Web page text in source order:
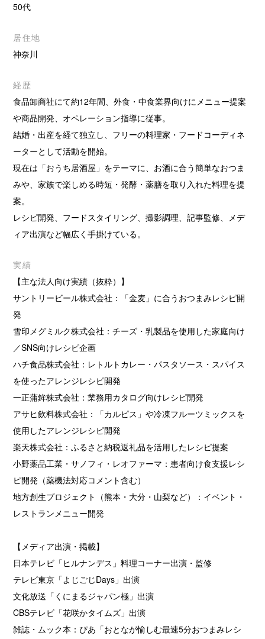
50代
居住地
神奈川
経歴
食品卸商社にて約12年間、外食・中食業界向けにメニュー提案
や商品開発、オペレーション指導に従事。
結婚・出産を経て独立し、フリーの料理家・フードコーディネ
ーターとして活動を開始。
現在は「おうち居酒屋」をテーマに、お酒に合う簡単なおつま
みや、家族で楽しめる時短・発酵・薬膳を取り入れた料理を提
案。
レシピ開発、フードスタイリング、撮影調理、記事監修、メデ
ィア出演など幅広く手掛けている。
実績
【主な法人向け実績（抜粋）】
サントリービール株式会社：「金麦」に合うおつまみレシピ開
発
雪印メグミルク株式会社：チーズ・乳製品を使用した家庭向け
／SNS向けレシピ企画
ハチ食品株式会社：レトルトカレー・パスタソース・スパイス
を使ったアレンジレシピ開発
一正蒲鉾株式会社：業務用カタログ向けレシピ開発
アサヒ飲料株式会社：「カルピス」や冷凍フルーツミックスを
使用したアレンジレシピ開発
楽天株式会社：ふるさと納税返礼品を活用したレシピ提案
小野薬品工業・サノフィ・レオファーマ：患者向け食支援レシ
ピ開発（薬機法対応コメント含む）
地方創生プロジェクト（熊本・大分・山梨など）：イベント・
レストランメニュー開発
【メディア出演・掲載】
日本テレビ「ヒルナンデス」料理コーナー出演・監修
テレビ東京「よじごじDays」出演
文化放送「くにまるジャパン極」出演
CBSテレビ「花咲かタイムズ」出演
雑誌・ムック本：ぴあ「おとなが愉しむ最速5分おつまみレシ